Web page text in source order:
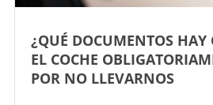
¿QUÉ DOCUMENTOS HAY
EL COCHE
POR NO LLEVARNOS